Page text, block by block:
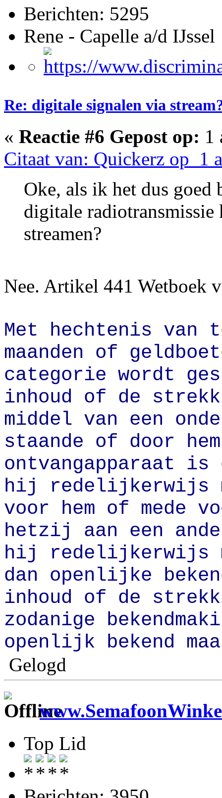
Berichten: 5295
Rene - Capelle a/d IJssel
Re: digitale signalen via
« Reactie #6 Gepost op: 1
Citaat van: Quickerz op 1
Oke, als ik het dus goed
digitale radiotransmissie
streamen?
Nee. Artikel 441 Wetboek
Met hechtenis van
maanden of
categorie wordt
inhoud of de
middel van een
staande of door
ontvangapparaat is
hij redelijkerwijs
voor hem of mede
hetzij aan een
hij redelijkerwijs
dan openlijke
inhoud of de
zodanige
openlijk bekend
Gelogd
Top Lid